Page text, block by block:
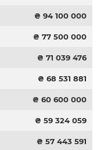
₴ 94 100 000
₴ 77 500 000
₴ 71 039 476
₴ 68 531 881
₴ 60 600 000
₴ 59 324 059
₴ 57 443 591